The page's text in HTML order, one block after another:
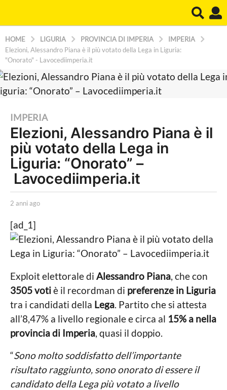
HOME LIGURIA PROVINCIA DI IMPERIA
IMPERIA
Elezioni, Alessandro Piana è il più votato della Lega in Liguria:
"Onorato" - Lavocediimperia.it
2
a
n
n
g
2
n
n
i
a
g
o
IMPERIA
Elezioni, Alessandro Piana è il
più votato della Lega in
Liguria: “Onorato” –
Lavocediimperia.it
b
L
a
P
o
i
t
i
c
a
L
o
c
a
e
2 anni ago
i
a
[ad_1]
Exploit elettorale di Alessandro Piana, che con
3505 votiè il recordman di preferenze in Liguria
tra i candidati della Lega. Partito che si attesta
all’8,47% a livello regionale e circa al 15% a nella
provincia di Imperia, quasi il doppio.
“Sono molto soddisfatto dell’importante
risultato raggiunto, sono onorato di essere il
candidato della Lega più votato a livello